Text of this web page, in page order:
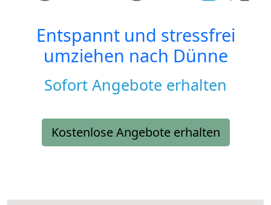
Entspannt und stressfrei
umziehen nach Dünne
Sofort Angebote erhalten
Kostenlose Angebote erhalten